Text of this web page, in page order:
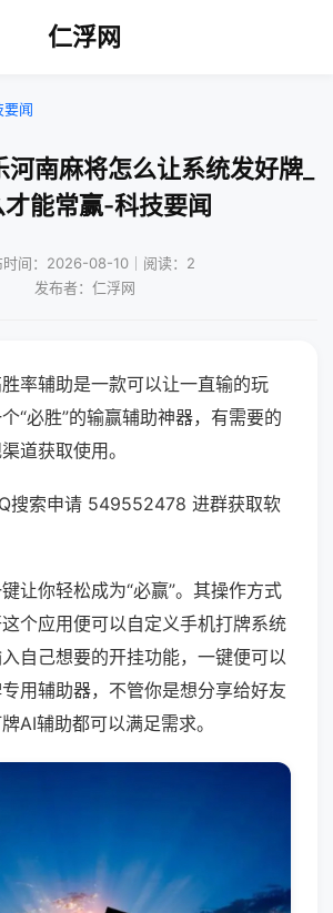
仁浮网
要闻
南麻将怎么让系统发好牌_
才能常赢-科技要闻
时间：2026-08-10｜阅读：2
发布者：仁浮网
率辅助是一款可以让一直输的玩
“必胜”的输赢辅助神器，有需要的
道获取使用。
搜索申请 549552478 进群获取软
让你轻松成为“必赢”。其操作方式
个应用便可以自定义手机打牌系统
自己想要的开挂功能，一键便可以
用辅助器，不管你是想分享给好友
AI辅助都可以满足需求。